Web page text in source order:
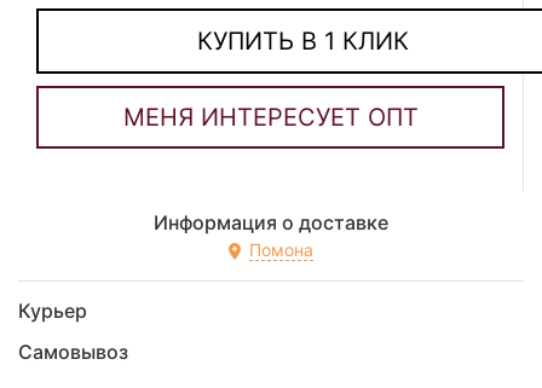
КУПИТЬ В 1 КЛИК
Информация о доставке
Помона
Курьер
Самовывоз